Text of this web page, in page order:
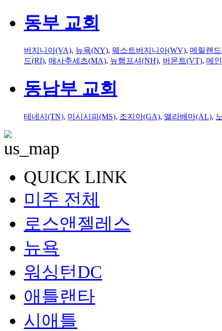
동부 교회
버지니아(VA), 뉴욕(NY), 웨스트버지니아(WV), 메릴랜
드(RI), 매사추세츠(MA), 뉴햄프셔(NH), 버몬트(VT), 메
동남부 교회
테네시(TN), 미시시피(MS), 조지아(GA), 앨라배마(AL),
QUICK LINK
미주 전체
로스앤젤레스
뉴욕
워싱턴DC
애틀랜타
시애틀